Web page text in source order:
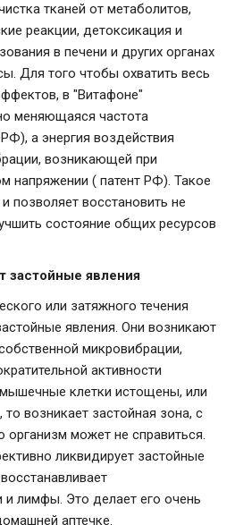
тканей от метаболитов,
реакции, детоксикация и
в печени и других органах
Для того чтобы охватить весь
в "Витафоне"
меняющаяся частота
а энергия воздействия
возникающей при
напряжении ( патент РФ). Такое
позволяет восстановить не
состояние общих ресурсов
застойные явления
или затяжного течения
явления. Они возникают
микровибрации,
активности
клетки истощены, или
возникает застойная зона, с
организм может не справиться.
ликвидирует застойные
лимфы. Это делает его очень
аптечке.